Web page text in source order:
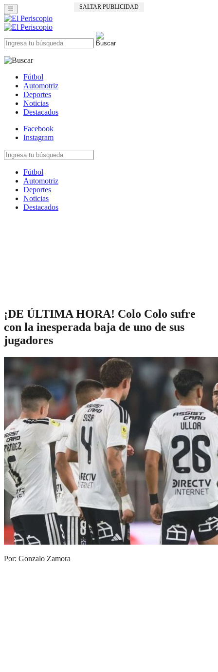
SALTAR PUBLICIDAD
☰
Fútbol
Automotriz
Deportes
Noticias
Destacados
Facebook
Instagram
Fútbol
Automotriz
Deportes
Noticias
Destacados
¡DE ÚLTIMA HORA! Colo Colo sufre
con la inesperada baja de uno de sus
jugadores
Por: Gonzalo Zamora